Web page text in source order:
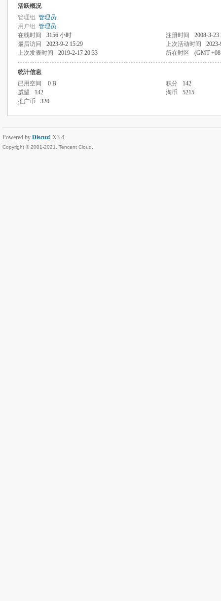
活跃概况
管理组 管理员
用户组 管理员
在线时间
3156 小时 注册时间
2008-3-23
最后访问
2023-9-2 15:29 上次活动时间
上次发表时间
2019-2-17 20:33 所在时区 (GMT
统计信息
已用空间
0 B 积分
142
威望
142 淘币
5215
推广币
320
Powered by Discuz! X3.4
Copyright © 2001-2021, Tencent Cloud.